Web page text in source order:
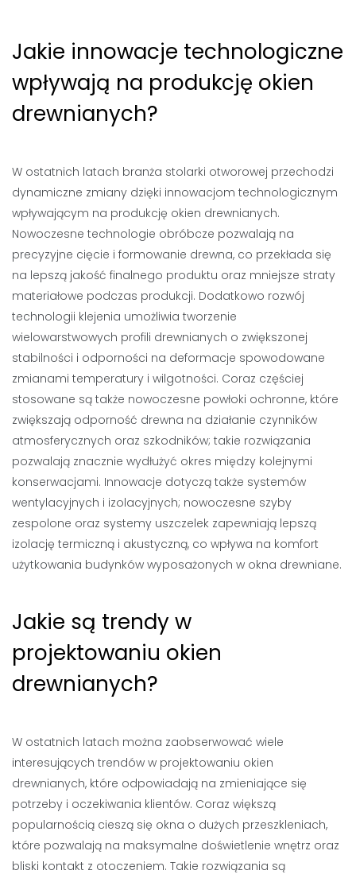
Jakie innowacje technologiczne
wpływają na produkcję okien
drewnianych?
W ostatnich latach branża stolarki otworowej przechodzi
dynamiczne zmiany dzięki innowacjom technologicznym
wpływającym na produkcję okien drewnianych.
Nowoczesne technologie obróbcze pozwalają na
precyzyjne cięcie i formowanie drewna, co przekłada się
na lepszą jakość finalnego produktu oraz mniejsze straty
materiałowe podczas produkcji. Dodatkowo rozwój
technologii klejenia umożliwia tworzenie
wielowarstwowych profili drewnianych o zwiększonej
stabilności i odporności na deformacje spowodowane
zmianami temperatury i wilgotności. Coraz częściej
stosowane są także nowoczesne powłoki ochronne, które
zwiększają odporność drewna na działanie czynników
atmosferycznych oraz szkodników; takie rozwiązania
pozwalają znacznie wydłużyć okres między kolejnymi
konserwacjami. Innowacje dotyczą także systemów
wentylacyjnych i izolacyjnych; nowoczesne szyby
zespolone oraz systemy uszczelek zapewniają lepszą
izolację termiczną i akustyczną, co wpływa na komfort
użytkowania budynków wyposażonych w okna drewniane.
Jakie są trendy w
projektowaniu okien
drewnianych?
W ostatnich latach można zaobserwować wiele
interesujących trendów w projektowaniu okien
drewnianych, które odpowiadają na zmieniające się
potrzeby i oczekiwania klientów. Coraz większą
popularnością cieszą się okna o dużych przeszkleniach,
które pozwalają na maksymalne doświetlenie wnętrz oraz
bliski kontakt z otoczeniem. Takie rozwiązania są